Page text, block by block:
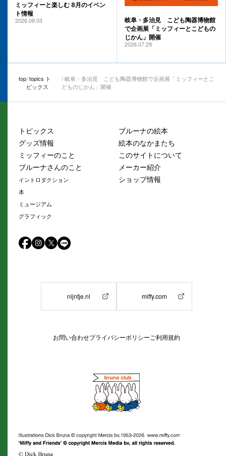
ミッフィーと楽しむ 8月のイベン
ト情報
2026.08.03
岐阜・多治見 こども陶器博物館
で企画展「ミッフィーとこどもの
じかん」開催
2026.07.29
top topics ト
ピックス
岐阜・多治見 こども陶器博物館で企画展「ミッフィーとこ
どものじかん」開催
トピックス
グッズ情報
ミッフィーのこと
ブルーナさんのこと
イントロダクション
本
ミュージアム
グラフィック
ブルーナの絵本
絵本のなかまたち
このサイトについて
メーカー紹介
ショップ情報
nijntje.nl miffy.com
お問い合わせプライバシーポリシー ご利用規約